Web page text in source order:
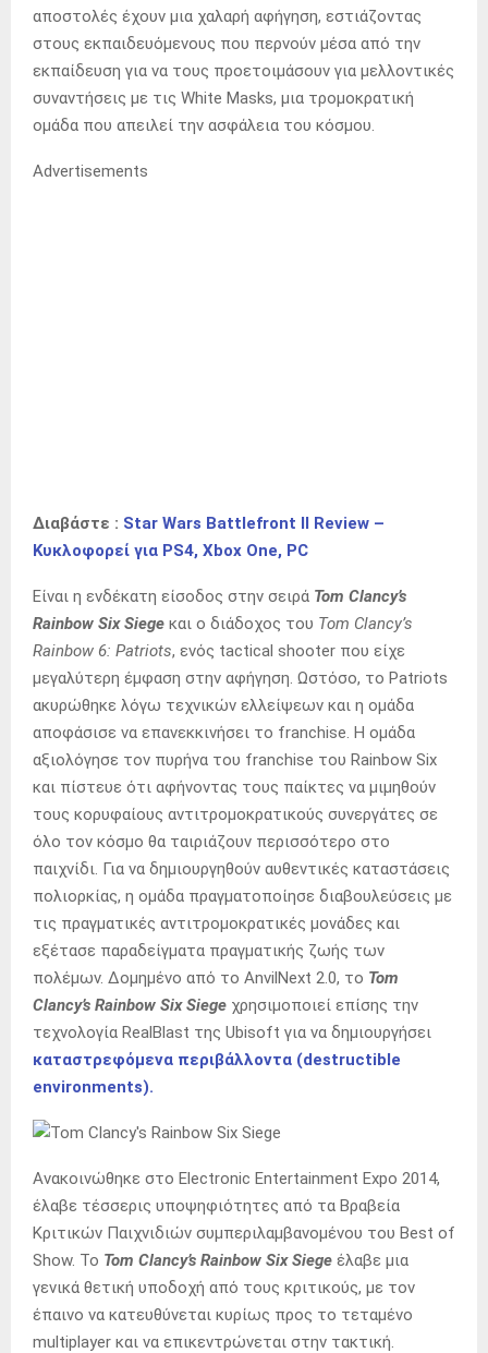
αποστολές έχουν μια χαλαρή αφήγηση, εστιάζοντας
στους εκπαιδευόμενους που περνούν μέσα από την
εκπαίδευση για να τους προετοιμάσουν για μελλοντικές
συναντήσεις με τις White Masks, μια τρομοκρατική
ομάδα που απειλεί την ασφάλεια του κόσμου.
Advertisements
Διαβάστε : Star Wars Battlefront II Review –
Κυκλοφορεί για PS4, Xbox One, PC
Είναι η ενδέκατη είσοδος στην σειρά Tom Clancy’s
Rainbow Six Siege και ο διάδοχος του Tom Clancy’s
Rainbow 6: Patriots, ενός tactical shooter που είχε
μεγαλύτερη έμφαση στην αφήγηση. Ωστόσο, το Patriots
ακυρώθηκε λόγω τεχνικών ελλείψεων και η ομάδα
αποφάσισε να επανεκκινήσει το franchise. Η ομάδα
αξιολόγησε τον πυρήνα του franchise του Rainbow Six
και πίστευε ότι αφήνοντας τους παίκτες να μιμηθούν
τους κορυφαίους αντιτρομοκρατικούς συνεργάτες σε
όλο τον κόσμο θα ταιριάζουν περισσότερο στο
παιχνίδι. Για να δημιουργηθούν αυθεντικές καταστάσεις
πολιορκίας, η ομάδα πραγματοποίησε διαβουλεύσεις με
τις πραγματικές αντιτρομοκρατικές μονάδες και
εξέτασε παραδείγματα πραγματικής ζωής των
πολέμων. Δομημένο από το AnvilNext 2.0, το Tom
Clancy’s Rainbow Six Siege χρησιμοποιεί επίσης την
τεχνολογία RealBlast της Ubisoft για να δημιουργήσει
καταστρεφόμενα περιβάλλοντα (destructible
environments).
Ανακοινώθηκε στο Electronic Entertainment Expo 2014,
έλαβε τέσσερις υποψηφιότητες από τα Βραβεία
Κριτικών Παιχνιδιών συμπεριλαμβανομένου του Best of
Show. Το Tom Clancy’s Rainbow Six Siege έλαβε μια
γενικά θετική υποδοχή από τους κριτικούς, με τον
έπαινο να κατευθύνεται κυρίως προς το τεταμένο
multiplayer και να επικεντρώνεται στην τακτική.